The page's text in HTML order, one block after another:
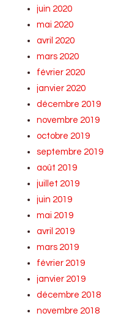
juin 2020
mai 2020
avril 2020
mars 2020
février 2020
janvier 2020
décembre 2019
novembre 2019
octobre 2019
septembre 2019
août 2019
juillet 2019
juin 2019
mai 2019
avril 2019
mars 2019
février 2019
janvier 2019
décembre 2018
novembre 2018